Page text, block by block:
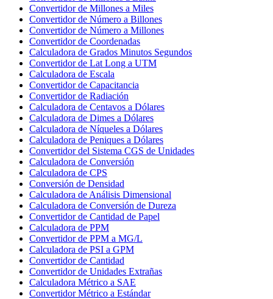
Convertidor de Millones a Miles
Convertidor de Número a Billones
Convertidor de Número a Millones
Convertidor de Coordenadas
Calculadora de Grados Minutos Segundos
Convertidor de Lat Long a UTM
Calculadora de Escala
Convertidor de Capacitancia
Convertidor de Radiación
Calculadora de Centavos a Dólares
Calculadora de Dimes a Dólares
Calculadora de Níqueles a Dólares
Calculadora de Peniques a Dólares
Convertidor del Sistema CGS de Unidades
Calculadora de Conversión
Calculadora de CPS
Conversión de Densidad
Calculadora de Análisis Dimensional
Calculadora de Conversión de Dureza
Convertidor de Cantidad de Papel
Calculadora de PPM
Convertidor de PPM a MG/L
Calculadora de PSI a GPM
Convertidor de Cantidad
Convertidor de Unidades Extrañas
Calculadora Métrico a SAE
Convertidor Métrico a Estándar